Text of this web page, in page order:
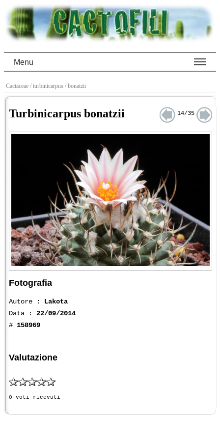
Menu
Cactaceae / turbinicarpus / bonatzii
Turbinicarpus bonatzii 14/35
Fotografia
Autore : Lakota
Data : 22/09/2014
# 158969
Valutazione
0 voti ricevuti